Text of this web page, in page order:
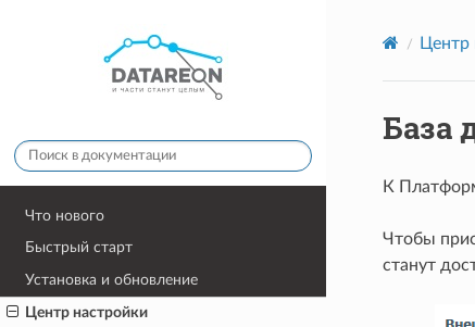
Что нового
Быстрый старт
Установка и обновление
Центр настройки
Центр
База
К
Чтобы
станут